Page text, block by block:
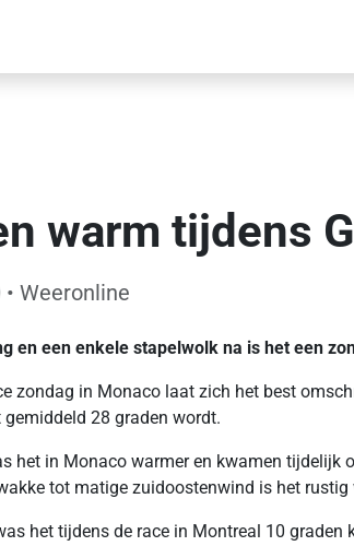
warm tijdens
• Weeronline
en een enkele stapelwolk na is het een
zondag in Monaco laat zich het best
gemiddeld 28 graden wordt.
het in Monaco warmer en kwamen
tot matige zuidoostenwind is het rustig
het tijdens de race in Montreal 10